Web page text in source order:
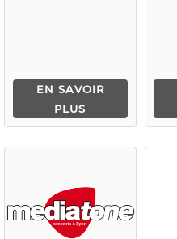
EN SAVOIR
PLUS